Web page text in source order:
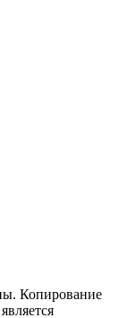
Копирование